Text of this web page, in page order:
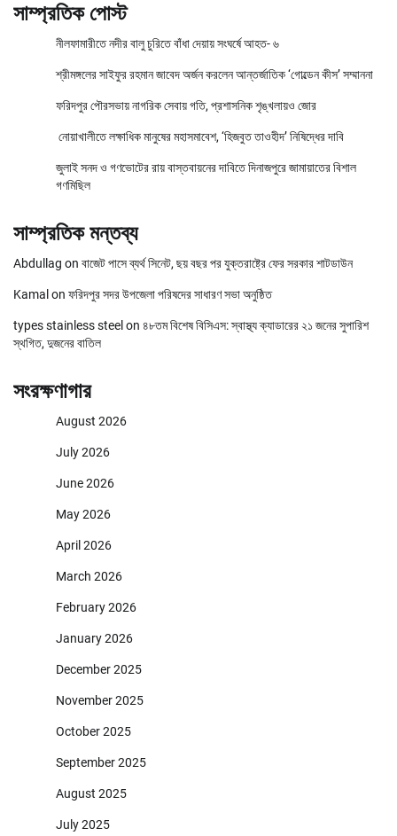
সাম্প্রতিক পোস্ট
নীলফামারীতে নদীর বালু চুরিতে বাঁধা দেয়ায় সংঘর্ষে আহত- ৬
শ্রীমঙ্গলের সাইফুর রহমান জাবেদ অর্জন করলেন আন্তর্জাতিক ‘গোল্ডেন কীস’ সম্মাননা
ফরিদপুর পৌরসভায় নাগরিক সেবায় গতি, প্রশাসনিক শৃঙ্খলায়ও জোর
নোয়াখালীতে লক্ষাধিক মানুষের মহাসমাবেশ, ‘হিজবুত তাওহীদ’ নিষিদ্ধের দাবি
জুলাই সনদ ও গণভোটের রায় বাস্তবায়নের দাবিতে দিনাজপুরে জামায়াতের বিশাল
গণমিছিল
সাম্প্রতিক মন্তব্য
Abdullag on বাজেট পাসে ব্যর্থ সিনেট, ছয় বছর পর যুক্তরাষ্ট্রে ফের সরকার শাটডাউন
Kamal on ফরিদপুর সদর উপজেলা পরিষদের সাধারণ সভা অনুষ্ঠিত
types stainless steel on ৪৮তম বিশেষ বিসিএস: স্বাস্থ্য ক্যাডারের ২১ জনের সুপারিশ
স্থগিত, দুজনের বাতিল
সংরক্ষণাগার
August 2026
July 2026
June 2026
May 2026
April 2026
March 2026
February 2026
January 2026
December 2025
November 2025
October 2025
September 2025
August 2025
July 2025